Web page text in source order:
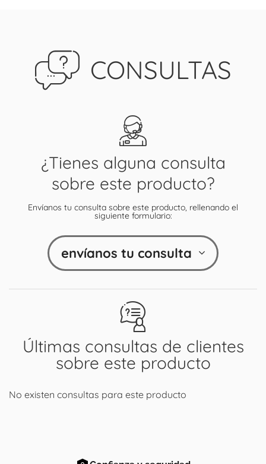
CONSULTAS
Últimas consultas de clientes
sobre este producto
No existen consultas para este producto
¿Tienes alguna consulta
sobre este producto?
Envíanos tu consulta sobre este producto, rellenando el
siguiente formulario:
envíanos tu consulta